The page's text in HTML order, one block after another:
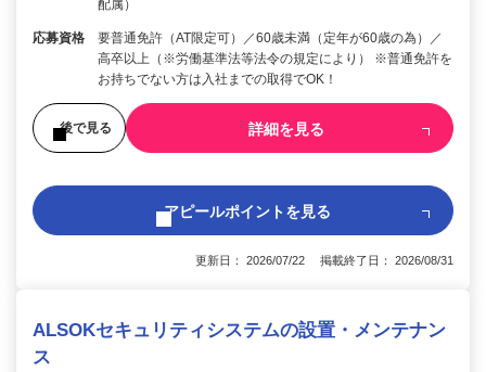
配属）
応募資格
要普通免許（AT限定可）／60歳未満（定年が60歳の為）／
高卒以上（※労働基準法等法令の規定により） ※普通免許を
お持ちでない方は入社までの取得でOK！
後で見る 詳細を見る
アピールポイントを見る
更新日： 2026/07/22 掲載終了日： 2026/08/31
ALSOKセキュリティシステムの設置・メンテナン
ス